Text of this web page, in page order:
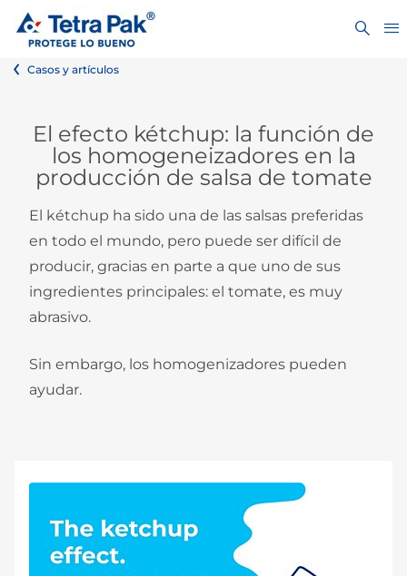
Casos y artículos
El efecto kétchup: la función de
los homogeneizadores en la
producción de salsa de tomate
El kétchup ha sido una de las salsas preferidas
en todo el mundo, pero puede ser difícil de
producir, gracias en parte a que uno de sus
ingredientes principales: el tomate, es muy
abrasivo.
Sin embargo, los homogenizadores pueden
ayudar.